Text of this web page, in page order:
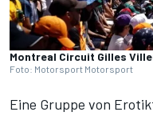
Montreal Circuit Gilles
Foto: Motorsport Motorsport
Eine Gruppe von